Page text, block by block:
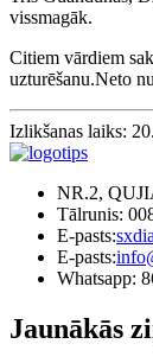
vissmagāk.
Citiem vārdiem
uzturēšanu.Neto
Izlikšanas laiks:
NR.2,
Tālrunis:
E-pasts:
E-pasts:
Whatsapp:
Jaunākās